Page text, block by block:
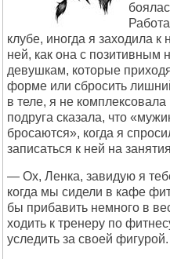
клубе, иногда я заходила
ней, как она с позитивным
девушкам, которые
форме или сбросить
в теле, я не
подруга сказала, что
бросаются», когда я
записаться к ней на
— Ох, Ленка, завидую я
когда мы сидели в кафе
бы прибавить немного в
ходить к тренеру по
уследить за своей фигурой.